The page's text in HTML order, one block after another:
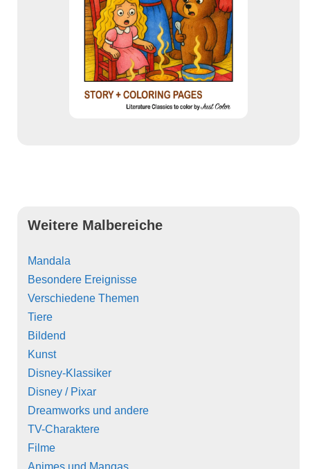
Weitere Malbereiche
Mandala
Besondere Ereignisse
Verschiedene Themen
Tiere
Bildend
Kunst
Disney-Klassiker
Disney / Pixar
Dreamworks und andere
TV-Charaktere
Filme